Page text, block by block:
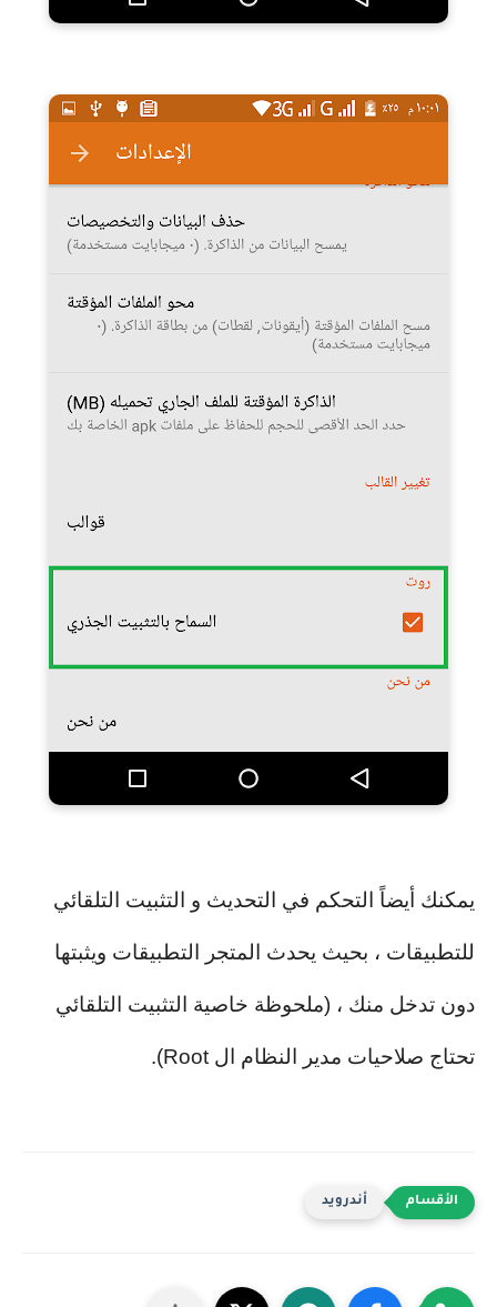
يمكنك أيضاً التحكم في التحديث و التثبيت التلقائي
للتطبيقات ، بحيث يحدث المتجر التطبيقات ويثبتها
دون تدخل منك ، (ملحوظة خاصية التثبيت التلقائي
تحتاج صلاحيات مدير النظام ال Root).
أندرويد